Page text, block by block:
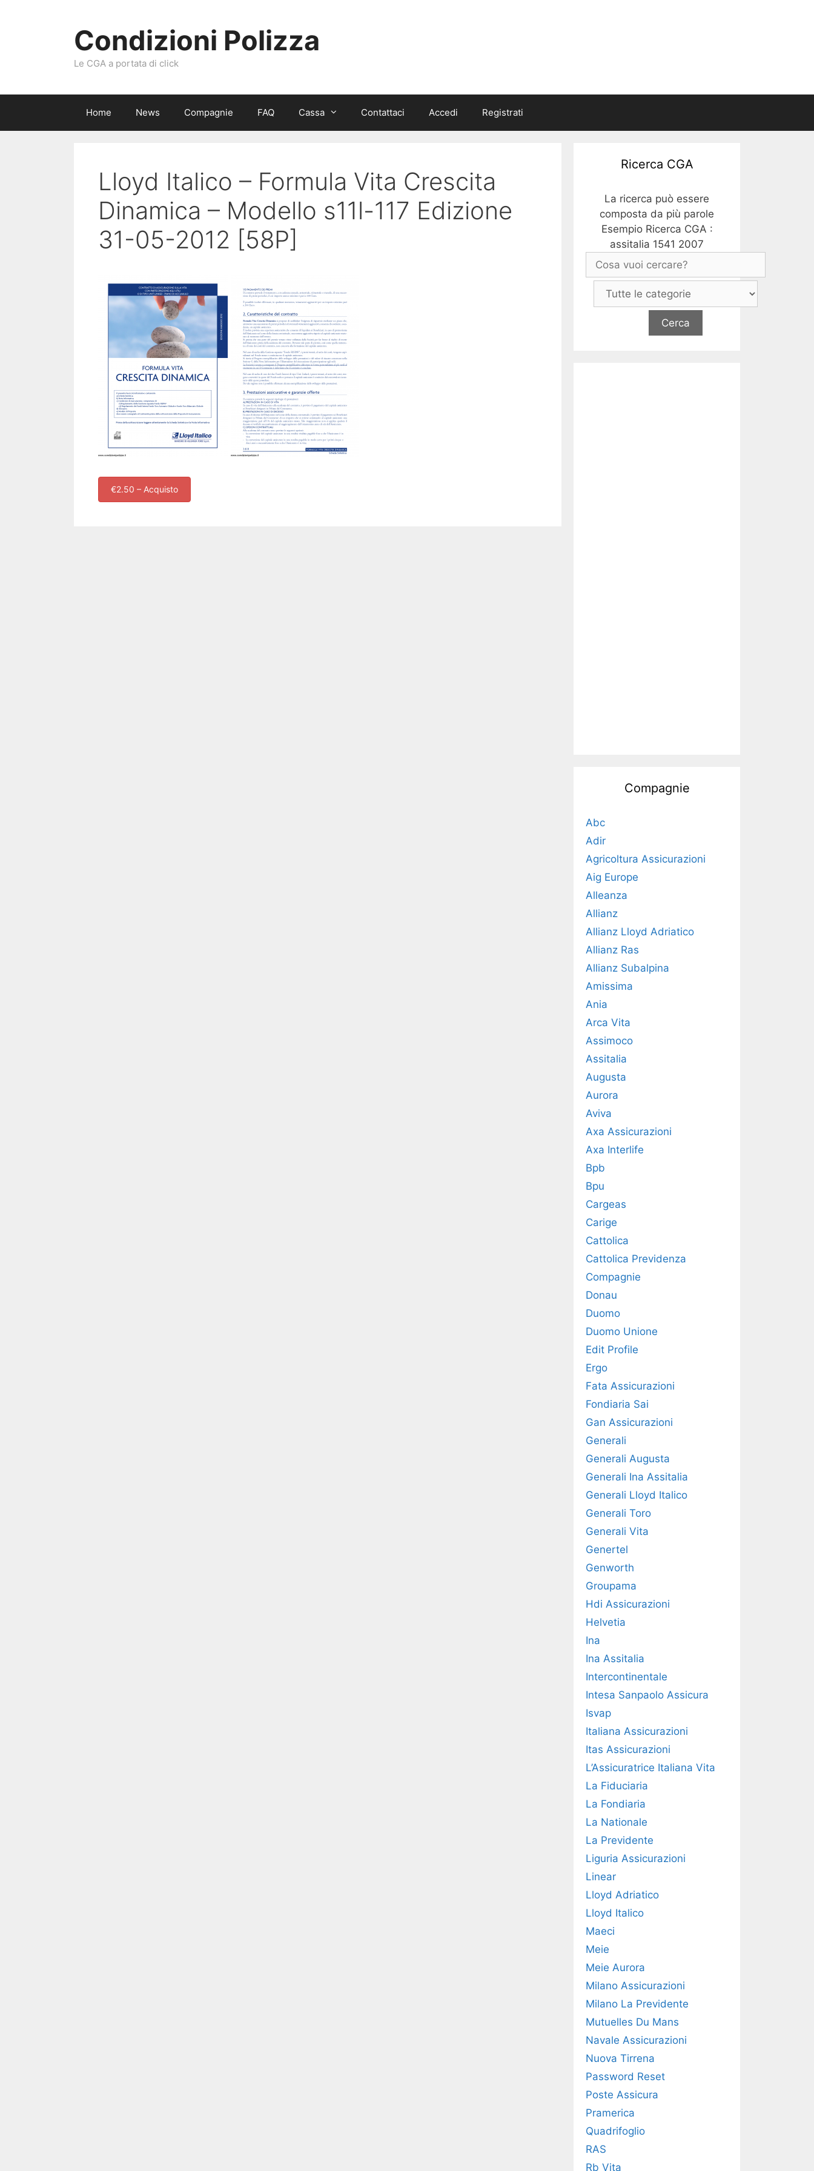
Condizioni Polizza
Le CGA a portata di click
Home News Compagnie FAQ Cassa Contattaci Accedi Registrati
Lloyd Italico – Formula Vita Crescita
Dinamica – Modello s11l-117 Edizione
31-05-2012 [58P]
€2.50 – Acquisto
Ricerca CGA
La ricerca può essere
composta da più parole
Esempio Ricerca CGA :
assitalia 1541 2007
Compagnie
Abc
Adir
Agricoltura Assicurazioni
Aig Europe
Alleanza
Allianz
Allianz Lloyd Adriatico
Allianz Ras
Allianz Subalpina
Amissima
Ania
Arca Vita
Assimoco
Assitalia
Augusta
Aurora
Aviva
Axa Assicurazioni
Axa Interlife
Bpb
Bpu
Cargeas
Carige
Cattolica
Cattolica Previdenza
Compagnie
Donau
Duomo
Duomo Unione
Edit Profile
Ergo
Fata Assicurazioni
Fondiaria Sai
Gan Assicurazioni
Generali
Generali Augusta
Generali Ina Assitalia
Generali Lloyd Italico
Generali Toro
Generali Vita
Genertel
Genworth
Groupama
Hdi Assicurazioni
Helvetia
Ina
Ina Assitalia
Intercontinentale
Intesa Sanpaolo Assicura
Isvap
Italiana Assicurazioni
Itas Assicurazioni
L’Assicuratrice Italiana Vita
La Fiduciaria
La Fondiaria
La Nationale
La Previdente
Liguria Assicurazioni
Linear
Lloyd Adriatico
Lloyd Italico
Maeci
Meie
Meie Aurora
Milano Assicurazioni
Milano La Previdente
Mutuelles Du Mans
Navale Assicurazioni
Nuova Tirrena
Password Reset
Poste Assicura
Pramerica
Quadrifoglio
RAS
Rb Vita